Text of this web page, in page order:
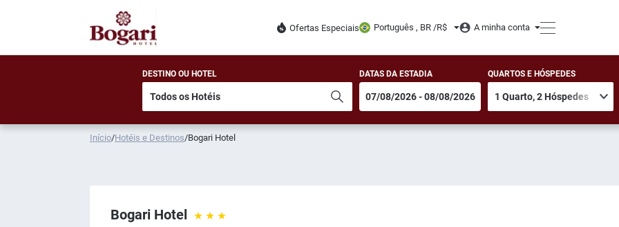
Ofertas Especiais Português , BR /R$ A minha conta
DESTINO OU HOTEL DATAS DA ESTADIA QUARTOS E HÓSPEDES
Início/Hotéis e Destinos/Bogari Hotel
Bogari Hotel